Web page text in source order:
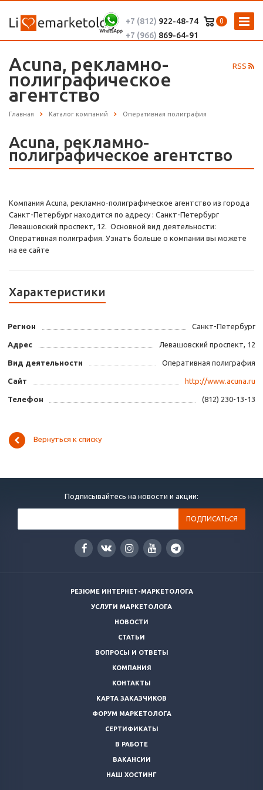
0
+7 (812) 922-48-74
+7 (966) 869-64-91
RSS
Acuna, рекламно-
полиграфическое
агентство
Главная Каталог компаний Оперативная полиграфия
Acuna, рекламно-
полиграфическое агентство
Компания Acuna, рекламно-полиграфическое агентство из города
Санкт-Петербург находится по адресу : Санкт-Петербург
Левашовский проспект, 12. Основной вид деятельности:
Оперативная полиграфия. Узнать больше о компании вы можете
на ее сайте
Характеристики
Регион Санкт-Петербург
Адрес Левашовский проспект, 12
Вид деятельности Оперативная полиграфия
Сайт http://www.acuna.ru
Телефон (812) 230-13-13
Вернуться к списку
Подписывайтесь на новости и акции:
РЕЗЮМЕ ИНТЕРНЕТ-МАРКЕТОЛОГА
УСЛУГИ МАРКЕТОЛОГА
НОВОСТИ
СТАТЬИ
ВОПРОСЫ И ОТВЕТЫ
КОМПАНИЯ
КОНТАКТЫ
КАРТА ЗАКАЗЧИКОВ
ФОРУМ МАРКЕТОЛОГА
СЕРТИФИКАТЫ
В РАБОТЕ
ВАКАНСИИ
НАШ ХОСТИНГ